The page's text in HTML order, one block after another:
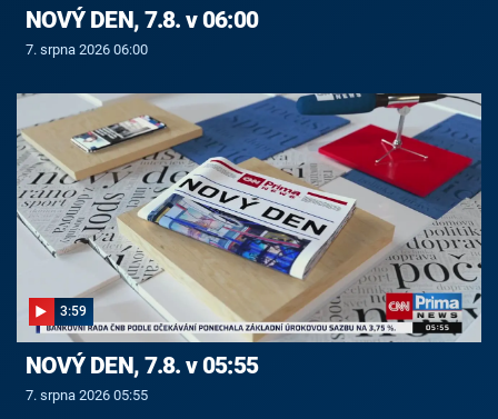
NOVÝ DEN, 7.8. v 06:00
7. srpna 2026 06:00
3:59
NOVÝ DEN, 7.8. v 05:55
7. srpna 2026 05:55